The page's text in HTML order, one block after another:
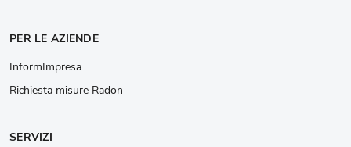
PER LE AZIENDE
InformImpresa
Richiesta misure Radon
SERVIZI